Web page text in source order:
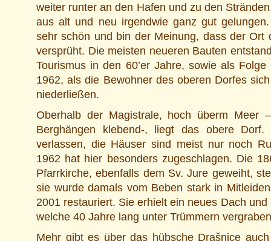
weiter runter an den Hafen und zu den
aus alt und neu irgendwie ganz gut
sehr schön und bin der Meinung, dass der Ort
versprüht. Die meisten neueren Bauten
Tourismus in den 60’er Jahre, sowie als
1962, als die Bewohner des oberen Dorfes
niederließen.
Oberhalb der Magistrale, hoch überm Meer
Berghängen klebend-, liegt das obere
verlassen, die Häuser sind meist nur noch
1962 hat hier besonders zugeschlagen. Die
Pfarrkirche, ebenfalls dem Sv. Jure geweiht,
sie wurde damals vom Beben stark in
2001 restauriert. Sie erhielt ein neues Dach
welche 40 Jahre lang unter Trümmern
Mehr gibt es über das hübsche Drašnice